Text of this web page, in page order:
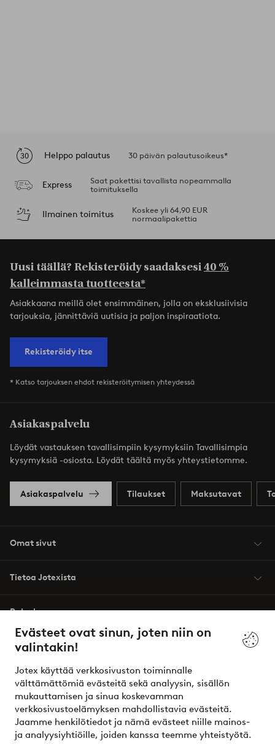
Evästeet ovat sinun, joten niin on
valintakin!
Jotex käyttää verkkosivuston toiminnalle
välttämättömiä evästeitä sekä analyysin, sisällön
mukauttamisen ja sinua koskevamman
verkkosivustoelämyksen mahdollistavia evästeitä.
Jaamme henkilötiedot ja nämä evästeet niille mainos-
ja analyysiyhtiöille, joiden kanssa teemme yhteistyötä.
Helppo palautus 30 päivän palautusoikeus*
Express
Saat pakettisi tavallista nopeammalla
toimituksella
Ilmainen toimitus
Koskee yli 64,90 EUR
normaalipakettia
Uusi täällä? Rekisteröidy saadaksesi40 %
kalleimmasta tuotteesta*
Asiakkaana meillä olet ensimmäinen, jolla on eksklusiivisia
tarjouksia, jännittäviä uutisia ja paljon inspiraatiota.
Rekisteröidy itse
* Katso tarjouksen ehdot rekisteröitymisen yhteydessä
Asiakaspalvelu
Löydät vastauksen tavallisimpiin kysymyksiin Tavallisimpia
kysymyksiä -osiosta. Löydät täältä myös yhteystietomme.
Asiakaspalvelu Tilaukset Maksutavat
Omat sivut
Tietoa Jotexista
Palvelumme
Ehdot
Ystävät
Turvalliset maksut – maksa nyt tai erissä